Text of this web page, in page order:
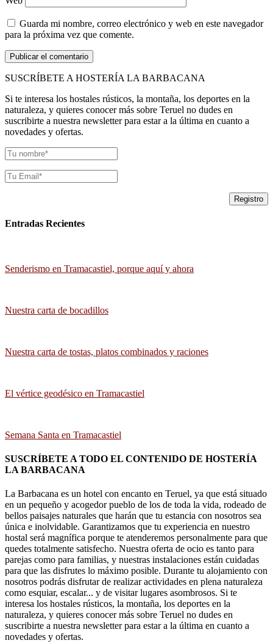
Guarda mi nombre, correo electrónico y web en este navegador
para la próxima vez que comente.
SUSCRÍBETE A HOSTERÍA LA BARBACANA
Si te interesa los hostales rústicos, la montaña, los deportes en la
naturaleza, y quieres conocer más sobre Teruel no dudes en
suscribirte a nuestra newsletter para estar a la última en cuanto a
novedades y ofertas.
Entradas Recientes
Senderismo en Tramacastiel, porque aquí y ahora
Nuestra carta de bocadillos
Nuestra carta de tostas, platos combinados y raciones
El vértice geodésico en Tramacastiel
Semana Santa en Tramacastiel
SUSCRÍBETE A TODO EL CONTENIDO DE HOSTERÍA
LA BARBACANA
La Barbacana es un hotel con encanto en Teruel, ya que está situado
en un pequeño y acogedor pueblo de los de toda la vida, rodeado de
bellos paisajes naturales que harán que tu estancia con nosotros sea
única e inolvidable. Garantizamos que tu experiencia en nuestro
hostal será magnífica porque te atenderemos personalmente para que
quedes totalmente satisfecho. Nuestra oferta de ocio es tanto para
parejas como para familias, y nuestras instalaciones están cuidadas
para que las disfrutes lo máximo posible. Durante tu alojamiento con
nosotros podrás disfrutar de realizar actividades en plena naturaleza
como esquiar, escalar... y de visitar lugares asombrosos. Si te
interesa los hostales rústicos, la montaña, los deportes en la
naturaleza, y quieres conocer más sobre Teruel no dudes en
suscribirte a nuestra newsletter para estar a la última en cuanto a
novedades y ofertas.